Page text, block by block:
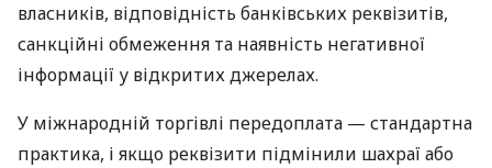
власників, відповідність банківських реквізитів,
санкційні обмеження та наявність негативної
інформації у відкритих джерелах.
У міжнародній торгівлі передоплата — стандартна
практика, і якщо реквізити підмінили шахраї або